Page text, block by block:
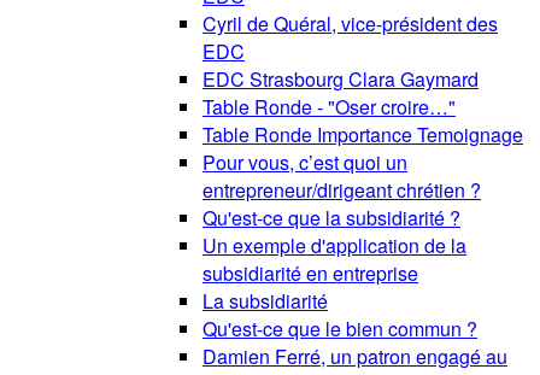
Cyril de Quéral, vice-président des
EDC
EDC Strasbourg Clara Gaymard
Table Ronde - "Oser croire…"
Table Ronde Importance Temoignage
Pour vous, c’est quoi un
entrepreneur/dirigeant chrétien ?
Qu'est-ce que la subsidiarité ?
Un exemple d'application de la
subsidiarité en entreprise
La subsidiarité
Qu'est-ce que le bien commun ?
Damien Ferré, un patron engagé au